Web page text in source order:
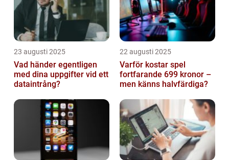
23 augusti 2025
Vad händer egentligen
med dina uppgifter vid ett
dataintrång?
22 augusti 2025
Varför kostar spel
fortfarande 699 kronor –
men känns halvfärdiga?